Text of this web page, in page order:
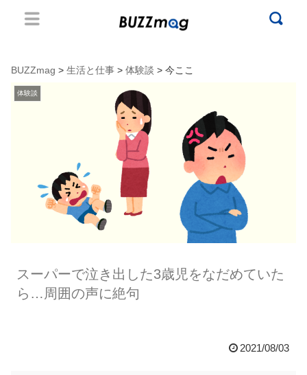
BUZZmag > 生活と仕事 > 体験談 > 今ここ
体験談
スーパーで泣き出した3歳児をなだめていた
ら…周囲の声に絶句
2021/08/03